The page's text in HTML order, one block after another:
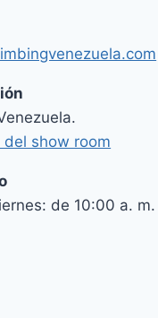
del show room
de 10:00 a.